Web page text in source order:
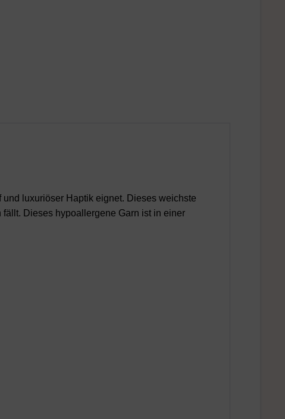
luxuriöser Haptik eignet. Dieses weichste
Dieses hypoallergene Garn ist in einer